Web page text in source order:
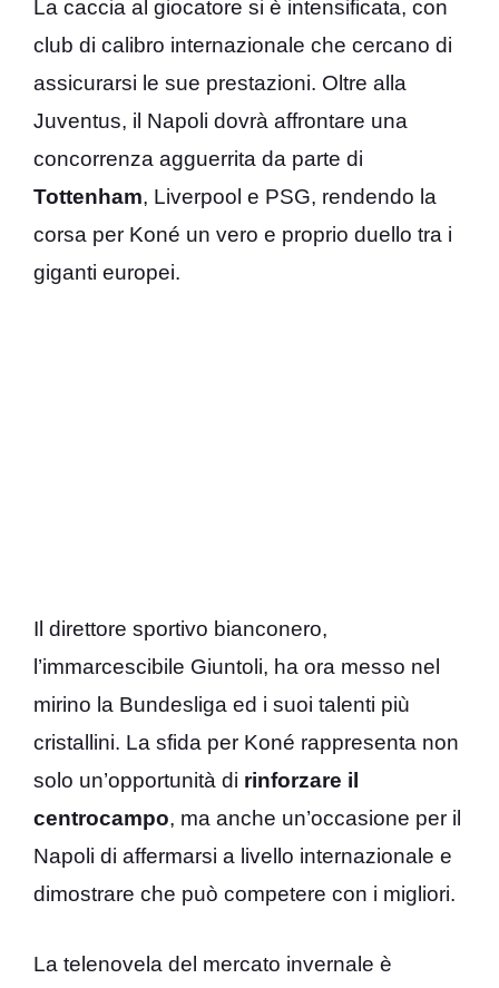
La caccia al giocatore si è intensificata, con
club di calibro internazionale che cercano di
assicurarsi le sue prestazioni. Oltre alla
Juventus, il Napoli dovrà affrontare una
concorrenza agguerrita da parte di
Tottenham, Liverpool e PSG, rendendo la
corsa per Koné un vero e proprio duello tra i
giganti europei.
Il direttore sportivo bianconero,
l’immarcescibile Giuntoli, ha ora messo nel
mirino la Bundesliga ed i suoi talenti più
cristallini. La sfida per Koné rappresenta non
solo un’opportunità di rinforzare il
centrocampo, ma anche un’occasione per il
Napoli di affermarsi a livello internazionale e
dimostrare che può competere con i migliori.
La telenovela del mercato invernale è